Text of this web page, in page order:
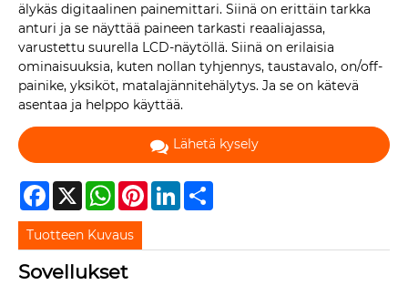
älykäs digitaalinen painemittari. Siinä on erittäin tarkka
anturi ja se näyttää paineen tarkasti reaaliajassa,
varustettu suurella LCD-näytöllä. Siinä on erilaisia ​​
ominaisuuksia, kuten nollan tyhjennys, taustavalo, on/off-
painike, yksiköt, matalajännitehälytys. Ja se on kätevä
asentaa ja helppo käyttää.
Lähetä kysely
Facebook
X WhatsAppPinterestLinkedIn
Tuotteen Kuvaus
Sovellukset